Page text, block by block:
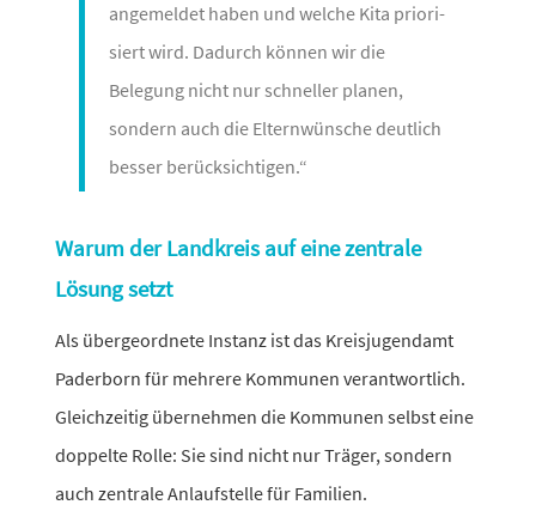
ange­meldet haben und welche Kita prio­ri­
siert wird. Dadurch können wir die
Belegung nicht nur schneller planen,
sondern auch die Elternwünsche deut­lich
besser berücksichtigen.“
Warum der Landkreis auf eine zentrale
Lösung setzt
Als über­ge­ord­nete Instanz ist das Kreisjugendamt
Paderborn für mehrere Kommunen verant­wort­lich.
Gleichzeitig über­nehmen die Kommunen selbst eine
doppelte Rolle: Sie sind nicht nur Träger, sondern
auch zentrale Anlaufstelle für Familien.